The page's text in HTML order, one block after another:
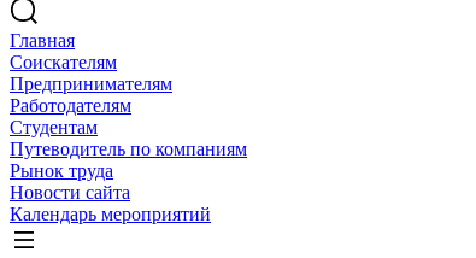
Главная
Соискателям
Предпринимателям
Работодателям
Студентам
Путеводитель по компаниям
Рынок труда
Новости сайта
Календарь мероприятий